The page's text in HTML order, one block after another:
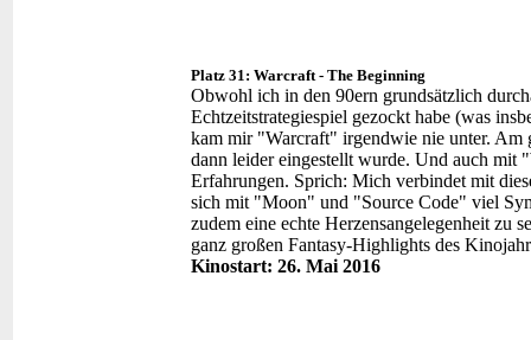
Platz 31: Warcraft - The Beginning
Obwohl ich in den 90ern grundsätzlich
Echtzeitstrategiespiel gezockt habe (was
kam mir "Warcraft" irgendwie nie unter. Am
dann leider eingestellt wurde. Und auch mit
Erfahrungen. Sprich: Mich verbindet mit
sich mit "Moon" und "Source Code" viel
zudem eine echte Herzensangelegenheit zu
ganz großen Fantasy-Highlights des
Kinostart: 26. Mai 2016